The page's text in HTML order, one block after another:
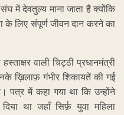
में देवतुल्य माना जाता है क्योंकि
के लिए संपूर्ण जीवन दान करने का
वाली चिट्ठी प्रधानमंत्री
ख़िलाफ़ गंभीर शिकायतें की गई
पत्र में कहा गया था कि उन्होंने
था जहाँ सिर्फ़ युवा महिला